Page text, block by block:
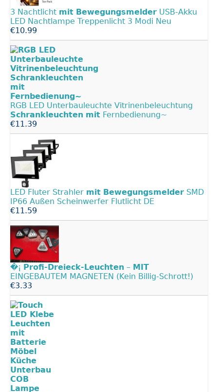
3 Nachtlicht mit Bewegungsmelder USB-Akku
LED Nachtlampe Treppenlicht 3 Modi Neu
€10.99
RGB LED Unterbauleuchte Vitrinenbeleuchtung
Schrankleuchten mit Fernbedienung~
€11.39
LED Fluter Strahler mit Bewegungsmelder SMD
IP66 Außen Scheinwerfer Flutlicht DE
€11.59
�¡ Profi-Dreieck-Leuchten – MIT
EINGEBAUTEM MAGNETEN (Kein Billig-Schrott!)
€3.33